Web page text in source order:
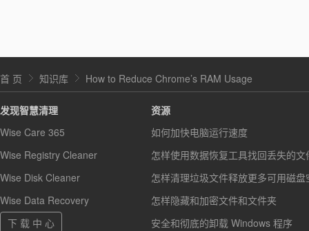
首 页 知识库 How to Reduce Chrome’s RAM Usage
发现智慧清理
Wise Care 365
Wise Registry Cleaner
Wise Disk Cleaner
Wise Data Recovery
下 载 中 心
资源
如何加快电脑运行速度
怎样使用数据恢复工具找回丢失的文
怎样清理垃圾文件释放更多可用磁盘
怎样隐藏和加密文件和文件夹
安全和彻底的卸载 Windows 程序